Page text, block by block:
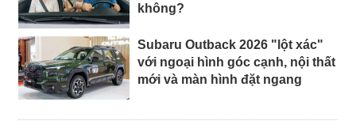
không?
Subaru Outback 2026 "lột xác"
với ngoại hình góc cạnh, nội thất
mới và màn hình đặt ngang